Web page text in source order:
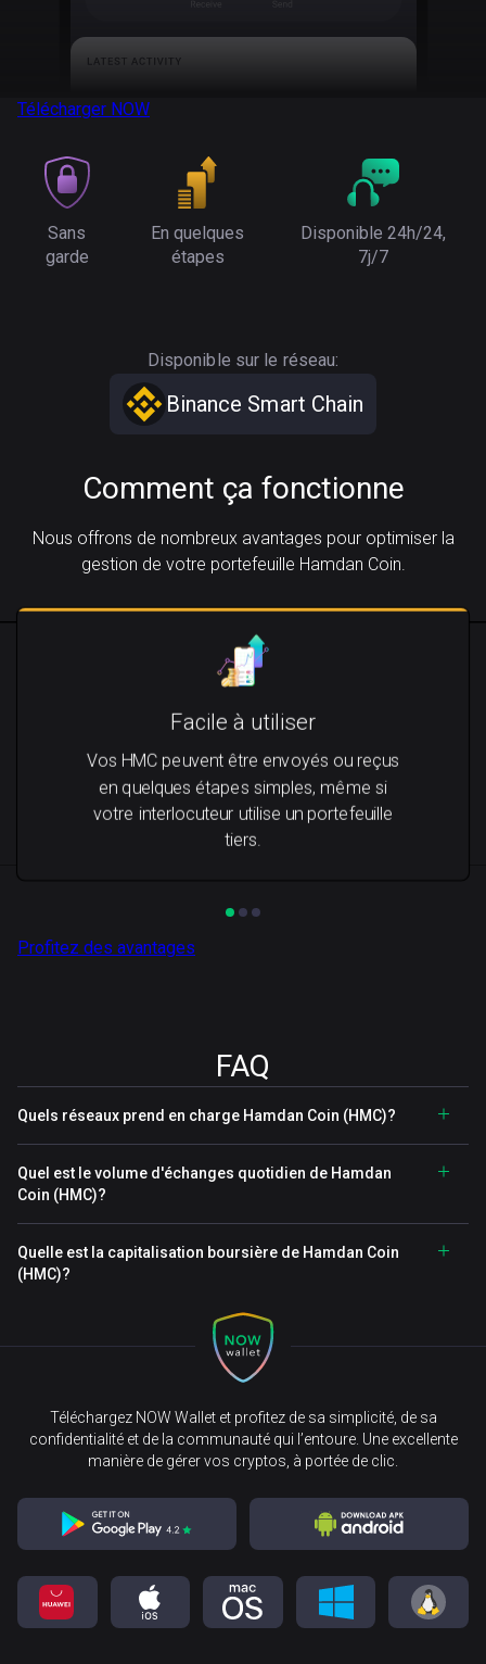
Télécharger NOW
Sans
garde
En quelques
étapes
Disponible 24h/24,
7j/7
Disponible sur le réseau:
Binance Smart Chain
Comment ça fonctionne
Nous offrons de nombreux avantages pour optimiser la
gestion de votre portefeuille Hamdan Coin.
Facile à utiliser
Vos HMC peuvent être envoyés ou reçus
en quelques étapes simples, même si
votre interlocuteur utilise un portefeuille
tiers.
Profitez des avantages
FAQ
Quels réseaux prend en charge Hamdan Coin (HMC)?
Quel est le volume d'échanges quotidien de Hamdan
Coin (HMC)?
Quelle est la capitalisation boursière de Hamdan Coin
(HMC)?
Téléchargez NOW Wallet et profitez de sa simplicité, de sa
confidentialité et de la communauté qui l’entoure. Une excellente
manière de gérer vos cryptos, à portée de clic.